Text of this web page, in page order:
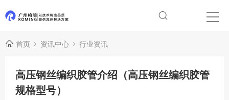
首页 资讯中心 行业资讯
高压钢丝编织胶管介绍（高压钢丝编织胶管
规格型号）